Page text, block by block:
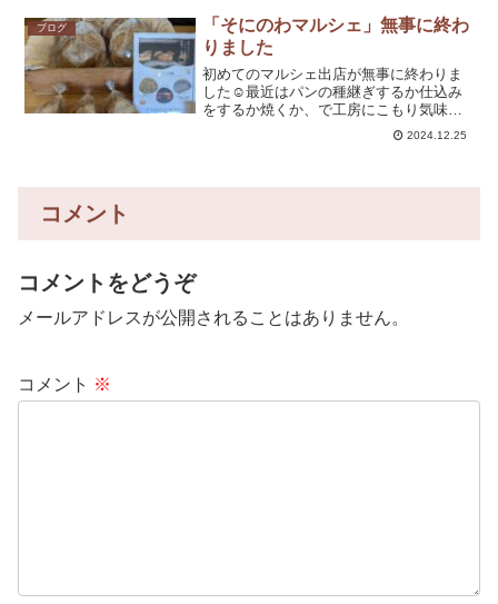
のブレンド...
ブログ
「そにのわマルシェ」無事に終わ
りました
初めてのマルシェ出店が無事に終わりま
した☺️最近はパンの種継ぎするか仕込み
をするか焼くか、で工房にこもり気味
で。人は、ほぼ夫としか会話していなか
ったのでいろいろな方とお話できて新鮮
2024.12.25
コメント
コメントをどうぞ
メールアドレスが公開されることはありません。
コメント ※